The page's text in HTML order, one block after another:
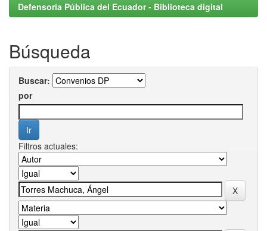
Defensoría Pública del Ecuador - Biblioteca digital
Búsqueda
Buscar:
por
Filtros actuales: